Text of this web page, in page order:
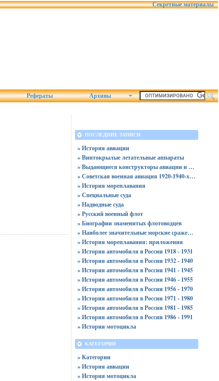
Секретные материалы
Рефераты Архивы
ПОСЛЕДНИЕ ЗАПИСИ
» История авиации
» Винтокрылые летательные аппараты
» Выдающиеся конструкторы авиации и космонавтики
» Советская военная авиация 1920-1940-х годов
» История мореплавания
» Специальные суда
» Надводные суда
» Русский военный флот
» Биографии знаменитых флотоводцев
» Наиболее значительные морские сражения
» История мореплавания: приложения
» История автомобиля в России 1918 - 1931
» История автомобиля в России 1932 - 1940
» История автомобиля в России 1941 - 1945
» История автомобиля в России 1946 - 1955
» История автомобиля в России 1956 - 1970
» История автомобиля в России 1971 - 1980
» История автомобиля в России 1981 - 1985
» История автомобиля в России 1986 - 1991
» История мотоцикла
КАТЕГОРИИ
» Категории
» История авиации
» История мотоцикла